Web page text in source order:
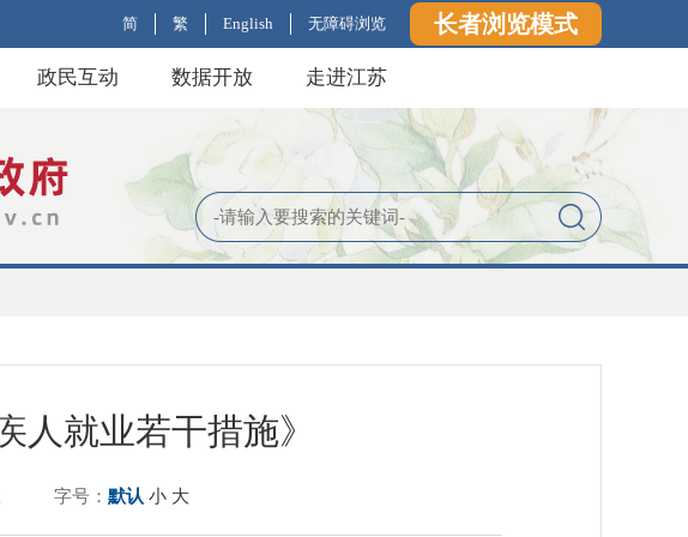
简 繁 English 无障碍浏览 长者浏览模式
政民互动 数据开放 走进江苏
人就业若干措施》
字号： 默认 小 大